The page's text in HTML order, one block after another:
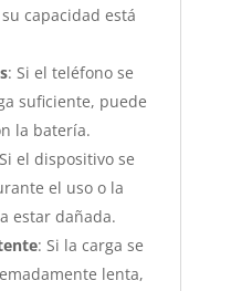
capacidad está
: Si el teléfono se
suficiente, puede
la batería.
el dispositivo se
el uso o la
estar dañada.
: Si la carga se
lenta,